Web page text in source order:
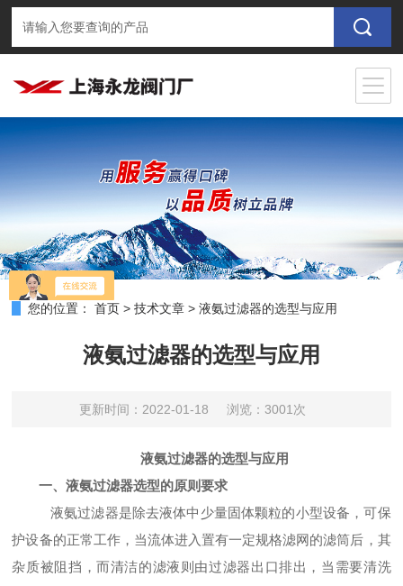
您的位置： 首页 >技术文章 >液氨过滤器的选型与应用
液氨过滤器的选型与应用
更新时间：2022-01-18 浏览：3001次
液氨过滤器的选型与应用
一、液氨过滤器选型的原则要求
液氨过滤器是除去液体中少量固体颗粒的小型设备，可保
护设备的正常工作，当流体进入置有一定规格滤网的滤筒后，其
杂质被阻挡，而清洁的滤液则由过滤器出口排出，当需要清洗